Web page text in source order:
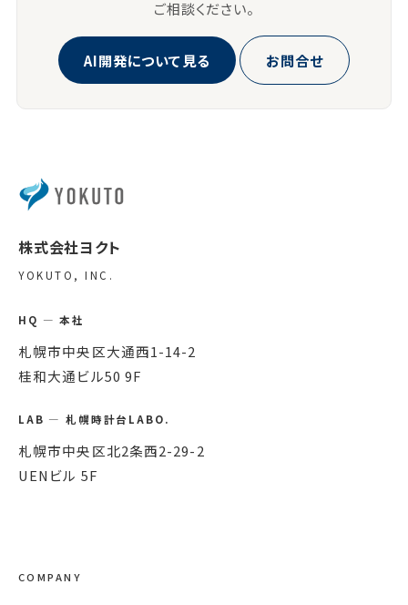
ご相談ください。
AI開発について見る お問合せ
株式会社ヨクト
YOKUTO, INC.
HQ — 本社
札幌市中央区大通西1-14-2
桂和大通ビル50 9F
LAB — 札幌時計台LABO.
札幌市中央区北2条西2-29-2
UENビル 5F
COMPANY